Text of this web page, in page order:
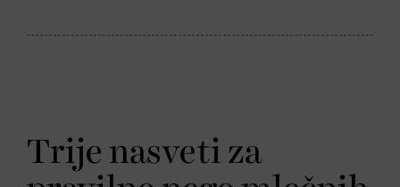
Trije nasveti za